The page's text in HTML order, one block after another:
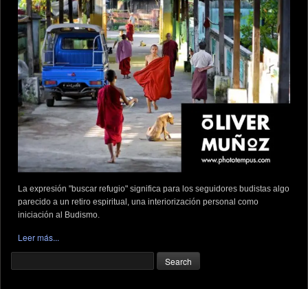
La expresión "buscar refugio" significa para los seguidores budistas algo
parecido a un retiro espiritual, una interiorización personal como
iniciación al Budismo.
Leer más...